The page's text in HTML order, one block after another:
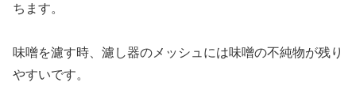
ちます。
味噌を濾す時、濾し器のメッシュには味噌の不純物が残り
やすいです。